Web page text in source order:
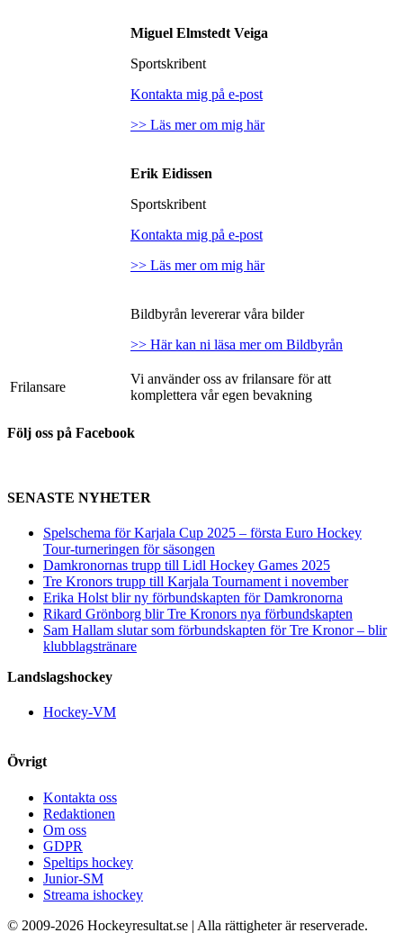
Miguel Elmstedt Veiga
Sportskribent
Kontakta mig på e-post
>> Läs mer om mig här
Erik Eidissen
Sportskribent
Kontakta mig på e-post
>> Läs mer om mig här
Bildbyrån levererar våra bilder
>> Här kan ni läsa mer om Bildbyrån
Frilansare
Vi använder oss av frilansare för att
komplettera vår egen bevakning
Följ oss på Facebook
SENASTE NYHETER
Spelschema för Karjala Cup 2025 – första Euro Hockey
Tour-turneringen för säsongen
Damkronornas trupp till Lidl Hockey Games 2025
Tre Kronors trupp till Karjala Tournament i november
Erika Holst blir ny förbundskapten för Damkronorna
Rikard Grönborg blir Tre Kronors nya förbundskapten
Sam Hallam slutar som förbundskapten för Tre Kronor – blir
klubblagstränare
Landslagshockey
Hockey-VM
Övrigt
Kontakta oss
Redaktionen
Om oss
GDPR
Speltips hockey
Junior-SM
Streama ishockey
© 2009-2026 Hockeyresultat.se | Alla rättigheter är reserverade.